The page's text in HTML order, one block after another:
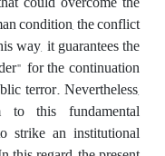
condition, the conflict
way, it guarantees the
for the continuation
terror. Nevertheless,
to this fundamental
strike an institutional